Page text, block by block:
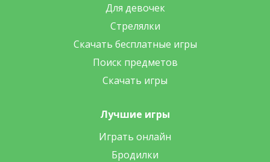
Для девочек
Стрелялки
Скачать бесплатные игры
Поиск предметов
Скачать игры
Лучшие игры
Играть онлайн
Бродилки